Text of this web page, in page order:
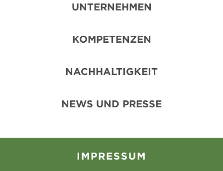
UNTERNEHMEN
KOMPETENZEN
NACHHALTIGKEIT
NEWS UND PRESSE
IMPRESSUM